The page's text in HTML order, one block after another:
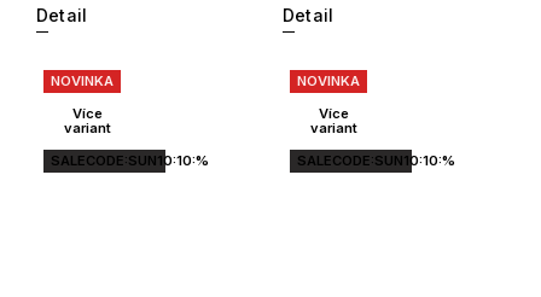
Detail Detail
NOVINKA
Více
variant
SALECODE:SUN10:10:%
NOVINKA
Více
variant
SALECODE:SUN10:10:%